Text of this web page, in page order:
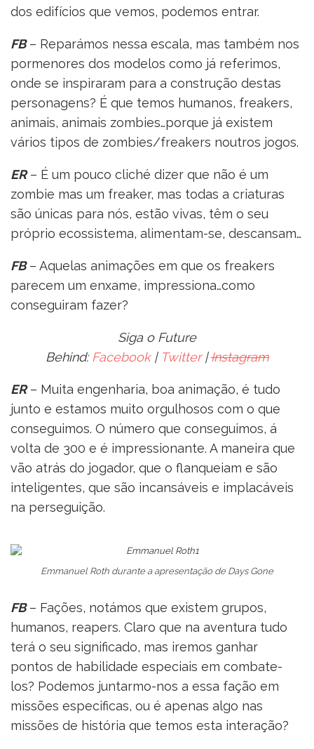
dos edifícios que vemos, podemos entrar.
FB – Reparámos nessa escala, mas também nos
pormenores dos modelos como já referimos,
onde se inspiraram para a construção destas
personagens? É que temos humanos, freakers,
animais, animais zombies…porque já existem
vários tipos de zombies/freakers noutros jogos.
ER– É um pouco cliché dizer que não é um
zombie mas um freaker, mas todas a criaturas
são únicas para nós, estão vivas, têm o seu
próprio ecossistema, alimentam-se, descansam…
FB– Aquelas animações em que os freakers
parecem um enxame, impressiona…como
conseguiram fazer?
Siga o Future
Behind: Facebook| Twitter|Instagram
ER– Muita engenharia, boa animação, é tudo
junto e estamos muito orgulhosos com o que
conseguimos. O número que conseguimos, á
volta de 300 e é impressionante. A maneira que
vão atrás do jogador, que o flanqueiam e são
inteligentes, que são incansáveis e implacáveis
na perseguição.
Emmanuel Roth durante a apresentação de Days Gone
FB– Fações, notámos que existem grupos,
humanos, reapers. Claro que na aventura tudo
terá o seu significado, mas iremos ganhar
pontos de habilidade especiais em combate-
los? Podemos juntarmo-nos a essa fação em
missões especificas, ou é apenas algo nas
missões de história que temos esta interação?